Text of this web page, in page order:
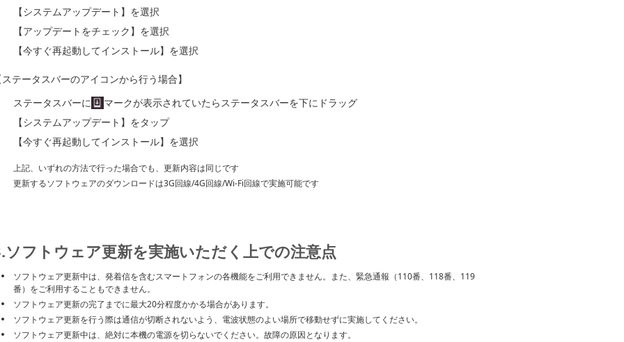
【システムアップデート】を選択
【アップデートをチェック】を選択
【今すぐ再起動してインストール】を選択
テータスバーのアイコンから行う場合】
ステータスバーに
マークが表示されていたらステータスバーを下にドラッグ
【システムアップデート】をタップ
【今すぐ再起動してインストール】を選択
上記、いずれの方法で行った場合でも、更新内容は同じです
更新するソフトウェアのダウンロードは3G回線/4G回線/Wi-Fi回線で実施可能です
ソフトウェア更新を実施いただく上での注意点
ソフトウェア更新中は、発着信を含むスマートフォンの各機能をご利用できません。また、緊急通報（110番、118番、119
番）をご利用することもできません。
ソフトウェア更新の完了までに最大20分程度かかる場合があります。
ソフトウェア更新を行う際は通信が切断されないよう、電波状態のよい場所で移動せずに実施してください。
ソフトウェア更新中は、絶対に本機の電源を切らないでください。故障の原因となります。